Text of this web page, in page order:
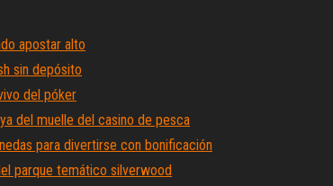
apostar alto
sin depósito
del póker
del muelle del casino de pesca
para divertirse con bonificación
parque temático silverwood